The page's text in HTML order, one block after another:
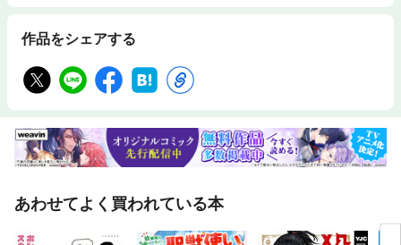
作品をシェアする
あわせてよく買われている本